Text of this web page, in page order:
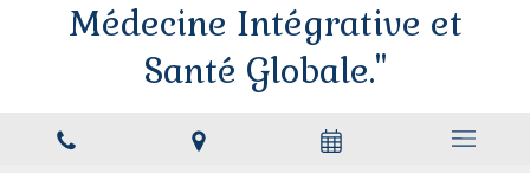
Médecine Intégrative et
Santé Globale."